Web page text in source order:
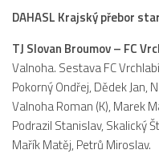
DAHASL Krajský přebor
TJ Slovan Broumov – FC
Valnoha. Sestava FC
Pokorný Ondřej, Dědek Jan,
Valnoha Roman (K), Marek
Podrazil Stanislav, Skalický
Mařík Matěj, Petrů Miroslav.